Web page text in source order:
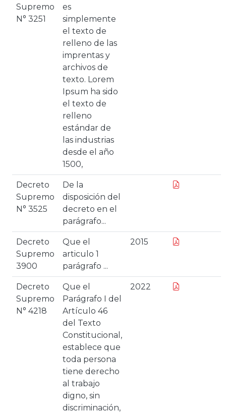
Supremo
N° 3251
es
simplemente
el texto de
relleno de las
imprentas y
archivos de
texto. Lorem
Ipsum ha sido
el texto de
relleno
estándar de
las industrias
desde el año
1500,
Decreto
Supremo
N° 3525
De la
disposición del
decreto en el
parágrafo...
Decreto
Supremo
3900
Que el
articulo 1
parágrafo ...
2015
Decreto
Supremo
N° 4218
Que el
Parágrafo I del
Artículo 46
del Texto
Constitucional,
establece que
toda persona
tiene derecho
al trabajo
digno, sin
discriminación,
2022